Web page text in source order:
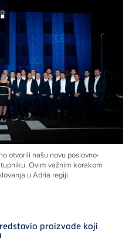
otvorili našu novu poslovno-
Ovim važnim korakom
u Adria regiji.
proizvode koji